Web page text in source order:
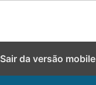
Sair da versão mobile